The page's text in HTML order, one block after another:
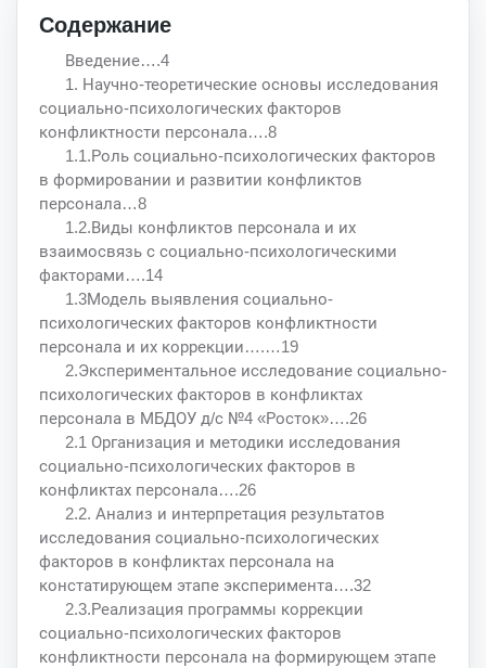
Содержание
Введение….4
1. Научно-теоретические основы исследования
социально-психологических факторов
конфликтности персонала….8
1.1.Роль социально-психологических факторов
в формировании и развитии конфликтов
персонала…8
1.2.Виды конфликтов персонала и их
взаимосвязь с социально-психологическими
факторами….14
1.3Модель выявления социально-
психологических факторов конфликтности
персонала и их коррекции….…19
2.Экспериментальное исследование социально-
психологических факторов в конфликтах
персонала в МБДОУ д/с №4 «Росток»….26
2.1 Организация и методики исследования
социально-психологических факторов в
конфликтах персонала….26
2.2. Анализ и интерпретация результатов
исследования социально-психологических
факторов в конфликтах персонала на
констатирующем этапе эксперимента….32
2.3.Реализация программы коррекции
социально-психологических факторов
конфликтности персонала на формирующем этапе